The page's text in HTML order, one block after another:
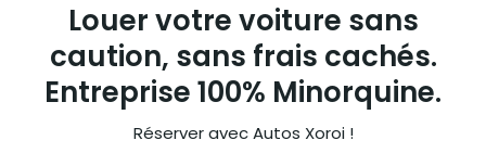
Louer votre voiture sans
caution, sans frais cachés.
Entreprise 100% Minorquine.
Réserver avec Autos Xoroi !